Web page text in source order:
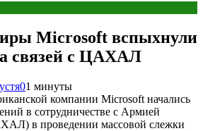
Microsoft вспыхнули
связей с ЦАХАЛ
01 минуты
компании Microsoft начались
в сотрудничестве с Армией
в проведении массовой слежки